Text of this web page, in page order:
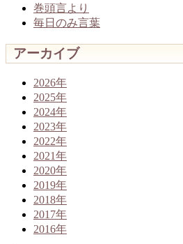
巻頭言より
毎日のみ言葉
アーカイブ
2026年
2025年
2024年
2023年
2022年
2021年
2020年
2019年
2018年
2017年
2016年